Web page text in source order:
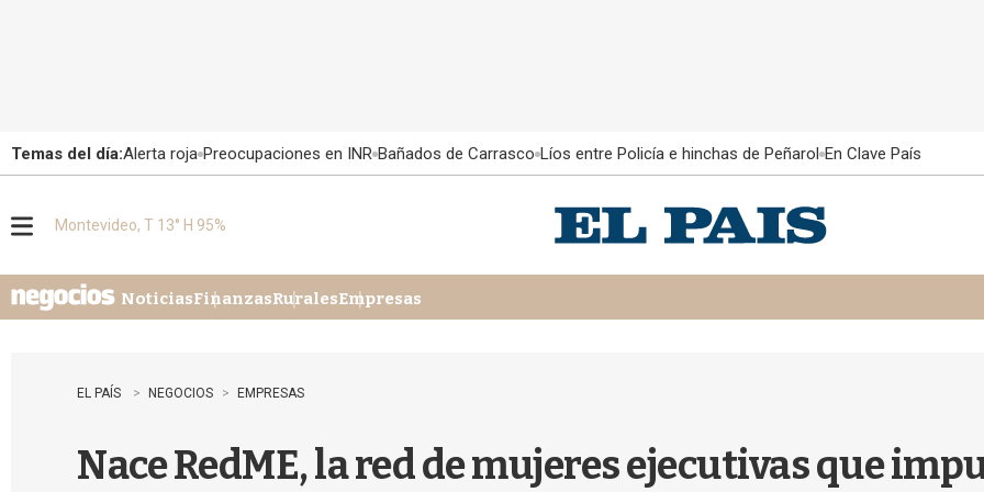
Temas del día:Alerta roja Preocupaciones en INR Bañados de Carrasco Líos entre Policía e hinchas de Peñarol En Clave País
u
Montevideo, T 13° H 95%
NoticiasFinanzasRuralesEmpresas
EL PAÍS NEGOCIOS EMPRESAS
Nace RedME, la red de mujeres ejecutivas que